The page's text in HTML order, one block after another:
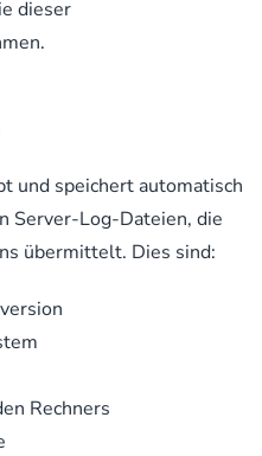
dieser
und speichert automatisch
Server-Log-Dateien, die
übermittelt. Dies sind:
Rechners